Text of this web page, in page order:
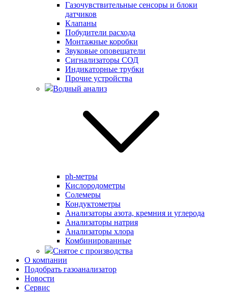
Газочувствительные сенсоры и блоки
датчиков
Клапаны
Побудители расхода
Монтажные коробки
Звуковые оповещатели
Сигнализаторы СОД
Индикаторные трубки
Прочие устройства
Водный анализ
ph-метры
Кислородометры
Солемеры
Кондуктометры
Анализаторы азота, кремния и углерода
Анализаторы натрия
Анализаторы хлора
Комбинированные
Снятое с производства
О компании
Подобрать газоанализатор
Новости
Сервис